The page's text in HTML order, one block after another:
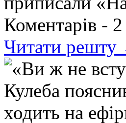
Коментарів - 2
Читати решту